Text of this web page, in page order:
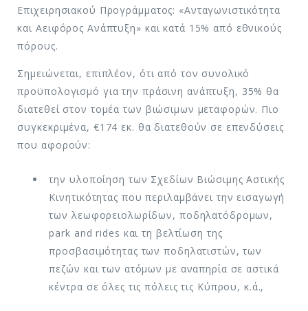
Επιχειρησιακού Προγράμματος: «Ανταγωνιστικότητα
και Αειφόρος Ανάπτυξη» και κατά 15% από εθνικούς
πόρους.
Σημειώνεται, επιπλέον, ότι από τον συνολικό
προϋπολογισμό για την πράσινη ανάπτυξη, 35% θα
διατεθεί στον τομέα των βιώσιμων μεταφορών. Πιο
συγκεκριμένα, €174 εκ. θα διατεθούν σε επενδύσεις
που αφορούν:
την υλοποίηση των Σχεδίων Βιώσιμης Αστικής
Κινητικότητας που περιλαμβάνει την εισαγωγή
των λεωφορειολωρίδων, ποδηλατόδρομων,
park and rides και τη βελτίωση της
προσβασιμότητας των ποδηλατιστών, των
πεζών και των ατόμων με αναπηρία σε αστικά
κέντρα σε όλες τις πόλεις τις Κύπρου, κ.ά.,